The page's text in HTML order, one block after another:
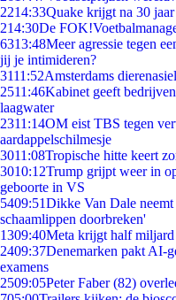
2214:33Quake krijgt na 30
214:30De
6313:48Meer agressie tegen
jij je intimideren?
3111:52Amsterdams
2511:46Kabinet geeft
laagwater
2311:14OM eist TBS tegen
aardappelschilmesje
3011:08Tropische hitte keert
3010:12Trump grijpt weer in
geboorte in VS
5409:51Dikke Van Dale
schaamlippen doorbreken'
1309:40Meta krijgt half miljard
2409:37Denemarken pakt AI-
examens
2509:05Peter Faber (82)